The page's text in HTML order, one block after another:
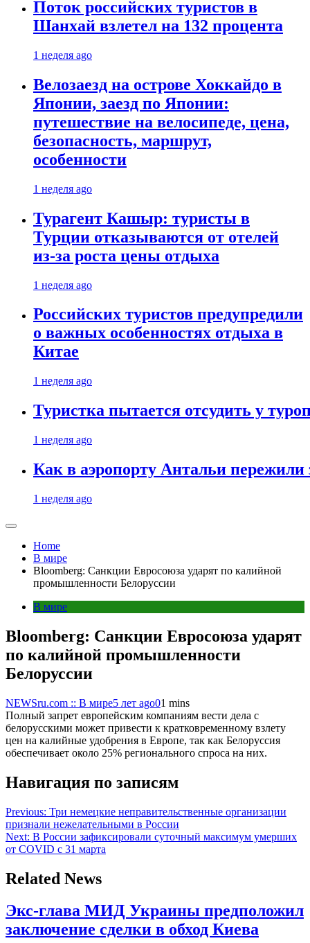
Поток российских туристов в
Шанхай взлетел на 132 процента
1 неделя ago
Велозаезд на острове Хоккайдо в
Японии, заезд по Японии:
путешествие на велосипеде, цена,
безопасность, маршрут,
особенности
1 неделя ago
Турагент Кашыр: туристы в
Турции отказываются от отелей
из-за роста цены отдыха
1 неделя ago
Российских туристов предупредили
о важных особенностях отдыха в
Китае
1 неделя ago
Туристка пытается отсудить у
1 неделя ago
Как в аэропорту Антальи
1 неделя ago
Home
В мире
Bloomberg: Санкции Евросоюза ударят по калийной
промышленности Белоруссии
В мире
Bloomberg: Санкции Евросоюза ударят
по калийной промышленности
Белоруссии
NEWSru.com :: В мире5 лет ago01 mins
Полный запрет европейским компаниям вести дела с
белорусскими может привести к кратковременному взлету
цен на калийные удобрения в Европе, так как Белоруссия
обеспечивает около 25% регионального спроса на них.
Навигация по записям
Previous: Три немецкие неправительственные организации
признали нежелательными в России
Next: В России зафиксировали суточный максимум умерших
от COVID с 31 марта
Related News
Экс-глава МИД Украины предположил
заключение сделки в обход Киева